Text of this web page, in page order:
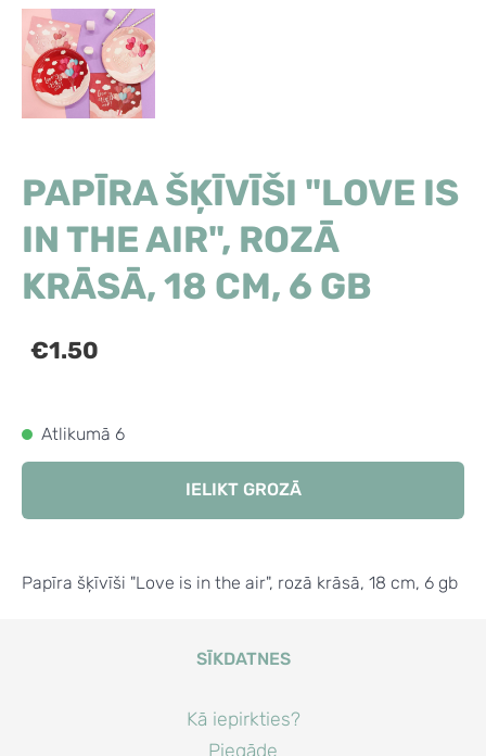
PAPĪRA ŠĶĪVĪŠI "LOVE IS
IN THE AIR", ROZĀ
KRĀSĀ, 18 CM, 6 GB
€1.50
Atlikumā 6
IELIKT GROZĀ
Papīra šķīvīši "Love is in the air", rozā krāsā, 18 cm, 6 gb
SĪKDATNES
Kā iepirkties?
Piegāde